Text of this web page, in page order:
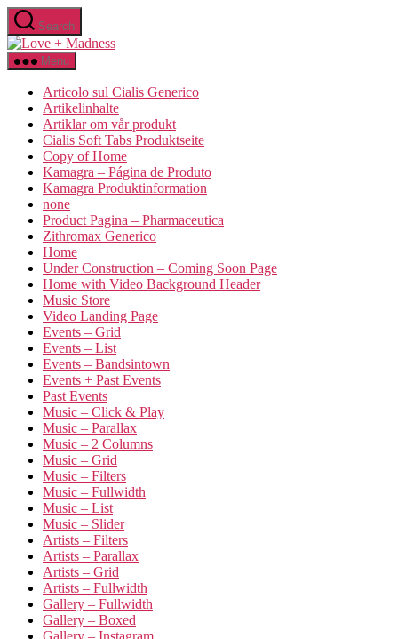
Skip
to
the
content
Search
Love
Menu
Articolo sul Cialis Generico
Artikelinhalte
Artiklar om vår produkt
Cialis Soft Tabs Produktseite
Copy of Home
Kamagra – Página de Produto
Kamagra Produktinformation
none
Product Pagina – Pharmaceutica
Zithromax Generico
Home
Under Construction – Coming Soon Page
Home with Video Background Header
Music Store
Video Landing Page
Events – Grid
Events – List
Events – Bandsintown
Events + Past Events
Past Events
Music – Click & Play
Music – Parallax
Music – 2 Columns
Music – Grid
Music – Filters
Music – Fullwidth
Music – List
Music – Slider
Artists – Filters
Artists – Parallax
Artists – Grid
Artists – Fullwidth
Gallery – Fullwidth
Gallery – Boxed
Gallery – Instagram